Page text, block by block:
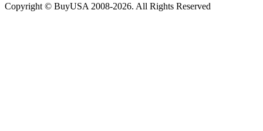
Copyright © BuyUSA 2008-2026. All Rights Reserved